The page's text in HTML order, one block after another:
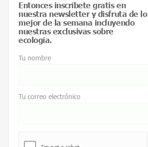
Entonces inscríbete gratis en
nuestra newsletter y disfruta de lo
mejor de la semana incluyendo
nuestras exclusivas sobre
ecología.
Tu nombre
Tu correo electrónico